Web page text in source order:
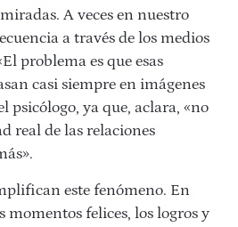
A veces en nuestro
a través de los medios
problema es que esas
casi siempre en imágenes
psicólogo, ya que, aclara, «no
real de las relaciones
este fenómeno. En
momentos felices, los logros y